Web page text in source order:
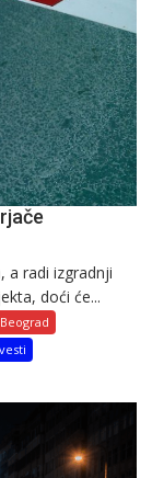
a radi izgradnji
doći će...